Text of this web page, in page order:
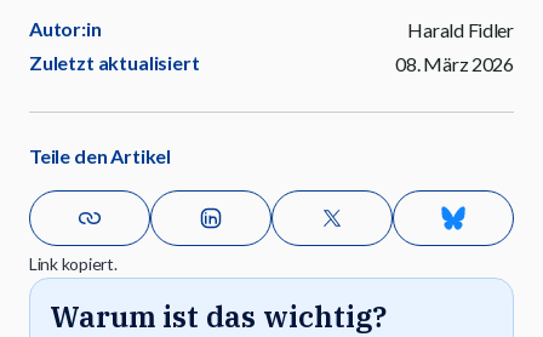
Autor:in
Harald Fidler
Zuletzt aktualisiert
08. März 2026
Teile den Artikel
Link kopiert.
Warum ist das wichtig?